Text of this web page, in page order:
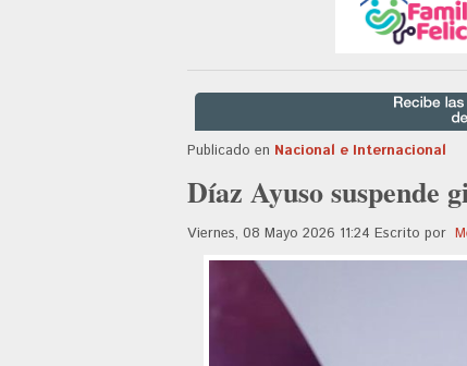
Publicado en Nacional e Internacional
Díaz Ayuso suspende
Viernes, 08 Mayo 2026 11:24 Escrito por